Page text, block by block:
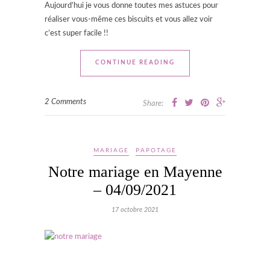
Aujourd’hui je vous donne toutes mes astuces pour
réaliser vous-même ces biscuits et vous allez voir
c’est super facile !!
CONTINUE READING
2 Comments Share:
MARIAGE PAPOTAGE
Notre mariage en Mayenne
– 04/09/2021
17 octobre 2021